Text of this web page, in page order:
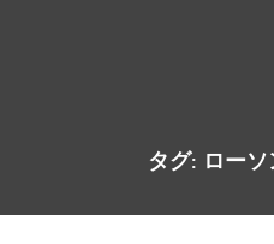
タグ: ロー